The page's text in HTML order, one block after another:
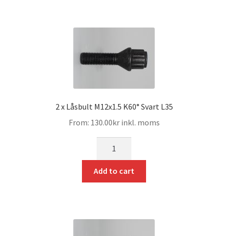
2 x Låsbult M12x1.5 K60° Svart L35
From: 130.00krinkl. moms
Add to cart